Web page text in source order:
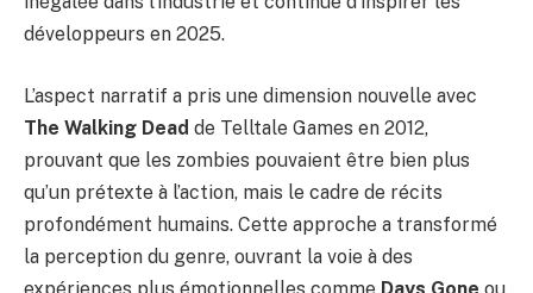
développeurs en 2025.
L’aspect narratif a pris une dimension nouvelle avec
The Walking Dead de Telltale Games en 2012,
prouvant que les zombies pouvaient être bien plus
qu’un prétexte à l’action, mais le cadre de récits
profondément humains. Cette approche a transformé
la perception du genre, ouvrant la voie à des